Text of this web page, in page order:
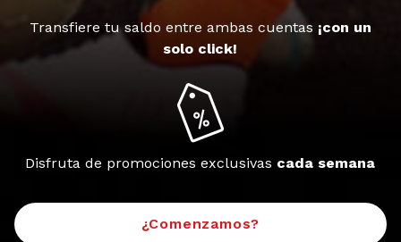
Transfiere tu saldo entre ambas cuentas ¡con un
solo click!
Disfruta de promociones exclusivas cada semana
¿Comenzamos?